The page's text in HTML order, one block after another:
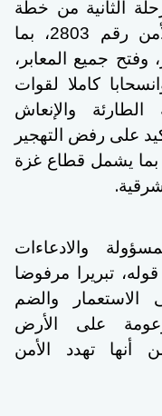
الثانية من خطة
السلام بموجب قرار مجلس الأمن رقم 2803، بما
وفتح جميع المعابر،
كاملا لقوات
الطارئة والإنعاش
على رفض التهجير
بما يشمل قطاع غزة
.
والادعاءات
تبريرا مرفوضا
الاستعمار والضم
على الأرض
أنها تهدد الأمن